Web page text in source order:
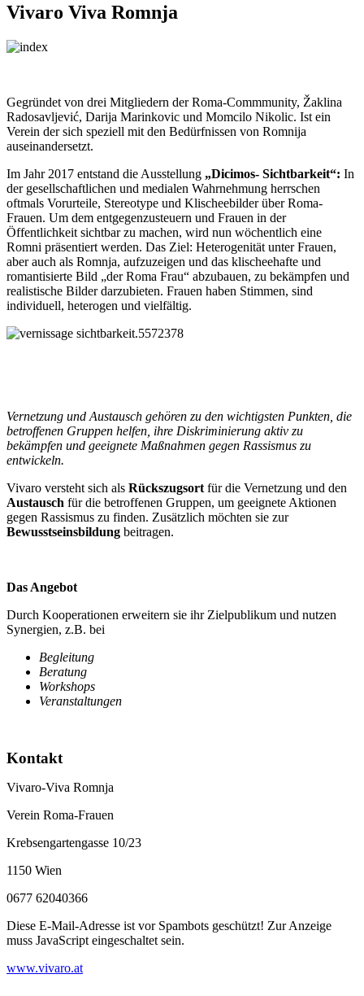
Vivaro Viva Romnja
Gegründet von drei Mitgliedern der Roma-Commmunity, Žaklina
Radosavljević, Darija Marinkovic und Momcilo Nikolic. Ist ein
Verein der sich speziell mit den Bedürfnissen von Romnija
auseinandersetzt.
Im Jahr 2017 entstand die Ausstellung „Dicimos- Sichtbarkeit“: In
der gesellschaftlichen und medialen Wahrnehmung herrschen
oftmals Vorurteile, Stereotype und Klischeebilder über Roma-
Frauen. Um dem entgegenzusteuern und Frauen in der
Öffentlichkeit sichtbar zu machen, wird nun wöchentlich eine
Romni präsentiert werden. Das Ziel: Heterogenität unter Frauen,
aber auch als Romnja, aufzuzeigen und das klischeehafte und
romantisierte Bild „der Roma Frau“ abzubauen, zu bekämpfen und
realistische Bilder darzubieten. Frauen haben Stimmen, sind
individuell, heterogen und vielfältig.
Vernetzung und Austausch gehören zu den wichtigsten Punkten, die
betroffenen Gruppen helfen, ihre Diskriminierung aktiv zu
bekämpfen und geeignete Maßnahmen gegen Rassismus zu
entwickeln.
Vivaro versteht sich als Rückszugsort für die Vernetzung und den
Austausch für die betroffenen Gruppen, um geeignete Aktionen
gegen Rassismus zu finden. Zusätzlich möchten sie zur
Bewusstseinsbildung beitragen.
Das Angebot
Durch Kooperationen erweitern sie ihr Zielpublikum und nutzen
Synergien, z.B. bei
Begleitung
Beratung
Workshops
Veranstaltungen
Kontakt
Vivaro-Viva Romnja
Verein Roma-Frauen
Krebsengartengasse 10/23
1150 Wien
0677 62040366
Diese E-Mail-Adresse ist vor Spambots geschützt! Zur Anzeige
muss JavaScript eingeschaltet sein.
www.vivaro.at